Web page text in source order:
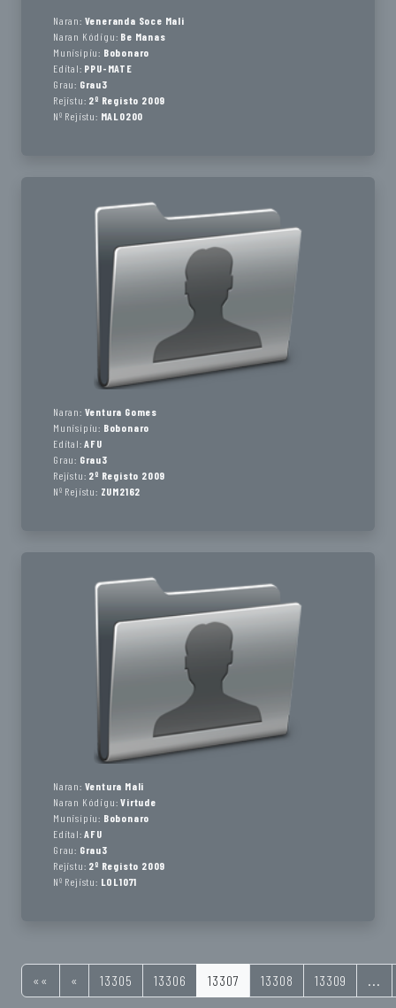
Naran: Veneranda Soce Mali
Naran Kódigu: Be Manas
Munisípiu: Bobonaro
Edital: PPU-MATE
Grau: Grau3
Rejistu: 2º Registo 2009
Nº Rejistu: MAL0200
Naran: Ventura Gomes
Munisípiu: Bobonaro
Edital: AFU
Grau: Grau3
Rejistu: 2º Registo 2009
Nº Rejistu: ZUM2162
Naran: Ventura Mali
Naran Kódigu: Virtude
Munisípiu: Bobonaro
Edital: AFU
Grau: Grau3
Rejistu: 2º Registo 2009
Nº Rejistu: LOL1071
«« « 13305 13306 13307 13308 13309 ...